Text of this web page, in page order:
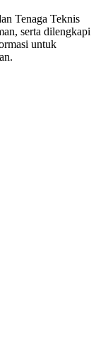
Tenaga Teknis
serta dilengkapi
untuk